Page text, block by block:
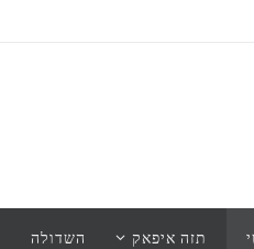
תזה איפאק השדולה